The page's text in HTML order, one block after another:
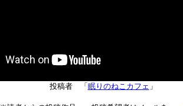
投稿者 「 眠りのねこカフェ 」